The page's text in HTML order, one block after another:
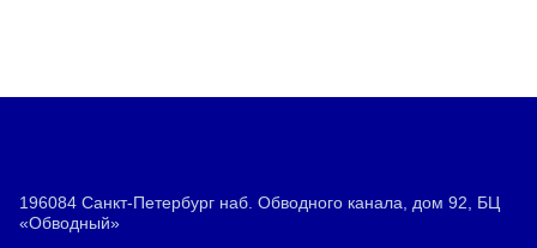
196084 Санкт-Петербург наб. Обводного канала, дом 92, БЦ
«Обводный»